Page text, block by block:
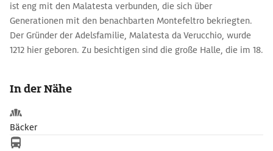
ist eng mit den Malatesta verbunden, die sich über
Generationen mit den benachbarten Montefeltro bekriegten.
Der Gründer der Adelsfamilie, Malatesta da Verucchio, wurde
1212 hier geboren. Zu besichtigen sind die große Halle, die im 18.
In der Nähe
Bäcker